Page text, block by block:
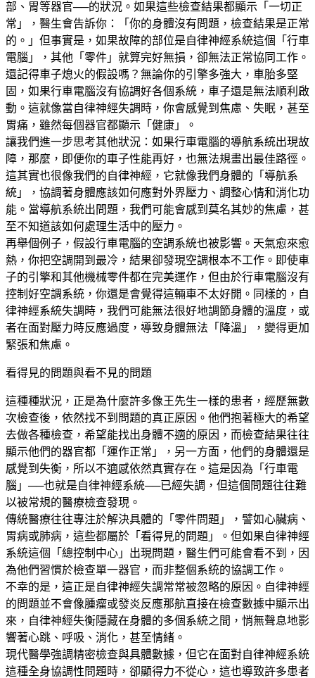
部、胃等器官──的狀況。如果這些檢查結果都顯示「一切正
常」，醫生會告訴你：「你的身體沒有問題，檢查結果是正常
的。」但事實是，如果故障的部位是自律神經系統這個「行車
電腦」，其他「零件」就算完好無損，卻無法正常協同工作。
還記得車子熄火的假設嗎？無論你的引擎多強大，車胎多堅
固，如果行車電腦沒有協調好各個系統，車子還是無法順利啟
動。這就像當自律神經失調時，你會感覺到焦慮、失眠，甚至
胃痛，雖然每個器官都顯示「健康」。
讓我們進一步思考其他狀況：如果行車電腦的導航系統出現故
障，那麼，即便你的車子性能再好，也無法規畫出最佳路徑。
這其實也很像我們的自律神經，它就像我們身體的「導航系
統」，協調著身體應該如何應對外界壓力、調整心情和消化功
能。當導航系統出問題，我們可能會感到莫名其妙的焦慮，甚
至不知道該如何處理生活中的壓力。
再舉個例子，假設行車電腦的空調系統也被影響。天氣愈來愈
熱，你把空調開到最冷，結果卻發現空調根本不工作。即使車
子的引擎和其他機械零件都在完美運作，但由於行車電腦沒有
控制好空調系統，你還是會覺得這輛車不太好開。同樣的，自
律神經系統失調時，我們可能無法很好地調節身體的溫度，或
者在面對壓力時反應過度，導致身體無法「降溫」，變得更加
緊張和焦慮。
看得見的問題與看不見的問題
這種種狀況，正是為什麼許多像王先生一樣的患者，經歷無數
次檢查後，依然找不到問題的真正原因。他們抱著極大的希望
去做各種檢查，希望能找出身體不適的原因，而檢查結果往往
顯示他們的器官都「運作正常」，另一方面，他們的身體還是
感覺到失衡，所以不適感依然真實存在。這是因為「行車電
腦」──也就是自律神經系統──已經失調，但這個問題往往難
以被常規的醫療檢查發現。
傳統醫療往往專注於解決具體的「零件問題」，譬如心臟病、
胃病或肺病，這些都屬於「看得見的問題」。但如果自律神經
系統這個「總控制中心」出現問題，醫生們可能會看不到，因
為他們習慣於檢查單一器官，而非整個系統的協調工作。
不幸的是，這正是自律神經失調常常被忽略的原因。自律神經
的問題並不會像腫瘤或發炎反應那航直接在檢查數據中顯示出
來，自律神經失衡隱藏在身體的多個系統之間，悄無聲息地影
響著心跳、呼吸、消化，甚至情緒。
現代醫學強調精密檢查與具體數據，但它在面對自律神經系統
這種全身協調性問題時，卻顯得力不從心，這也導致許多患者